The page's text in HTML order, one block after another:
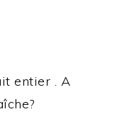
entier . A